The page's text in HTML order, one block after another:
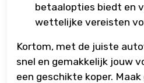
betaalopties biedt en
wettelijke vereisten
Kortom, met de juiste
snel en gemakkelijk jouw
een geschikte koper.